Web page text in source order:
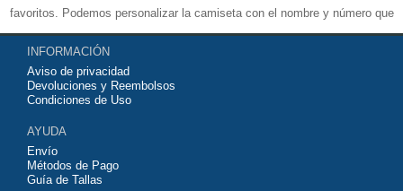
favoritos. Podemos personalizar la camiseta con el nombre y número que
quieras. Nuestrascamisetas de futbol replicasson de máxima calidad
tailandesa por lo que estamos convencidos que quedarás muy satisfecho
con ella. Estas camisetas tienen un tejido transpirable por lo que te
servirán para jugar al fútbol o simplemente para animar a tu equipo
contáctanos y haremos lo posible para conseguirtela lo más barata
posible.
INFORMACIÓN
Aviso de privacidad
Devoluciones y Reembolsos
Condiciones de Uso
AYUDA
Envío
Métodos de Pago
Guía de Tallas